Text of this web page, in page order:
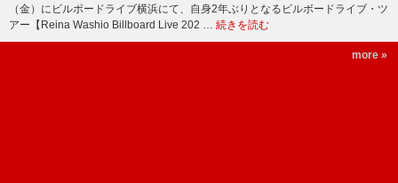
（金）にビルボードライブ横浜にて、自身2年ぶりとなるビルボードライブ・ツ
アー【Reina Washio Billboard Live 202 … 続きを読む
more »